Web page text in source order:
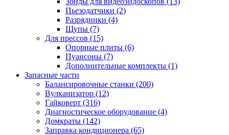
Пьезодатчики (2)
Разрядники (4)
Щупы (7)
Для прессов (15)
Опорные плиты (6)
Пуансоны (7)
Дополнительные комплекты (1)
Запасные части
Балансировочные станки (200)
Вулканизатор (12)
Гайковерт (316)
Диагностическое оборудование (4)
Домкраты (142)
Заправка кондиционера (65)